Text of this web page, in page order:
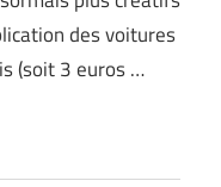
des voitures
(soit 3 euros …